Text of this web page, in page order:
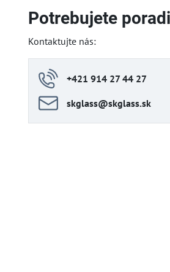
Potrebujete
Kontaktujte nás:
+421 914 27 44 27
skglass​@skglass​.sk